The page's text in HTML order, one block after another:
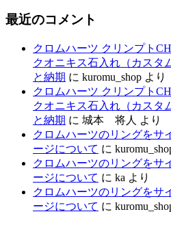
最近のコメント
クロムハーツ クリンプト
クオニキス石入れ（カスタ
と納期 に kuromu_shop より
クロムハーツ クリンプト
クオニキス石入れ（カスタ
と納期 に 城本 将人 より
クロムハーツのリングをサ
ージについて に
クロムハーツのリングをサ
ージについて に ka より
クロムハーツのリングをサ
ージについて に